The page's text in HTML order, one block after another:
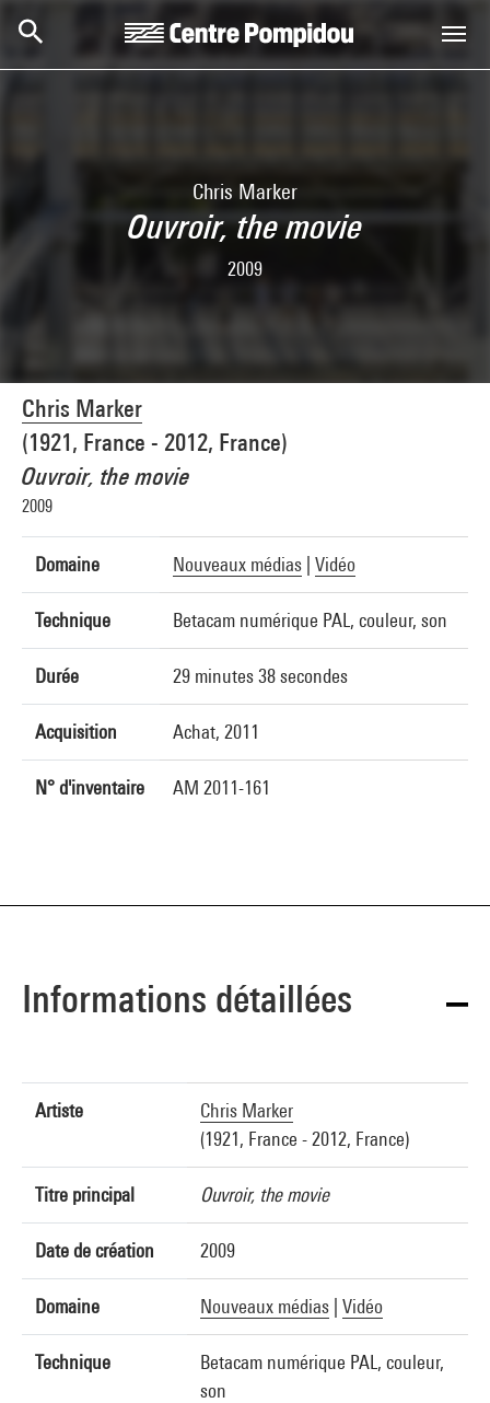
Chris Marker
Ouvroir, the movie
2009
Chris Marker
(1921, France - 2012, France)
Ouvroir, the movie
2009
Domaine Nouveaux médias Vidéo
Technique Betacam numérique PAL, couleur, son
Durée 29 minutes 38 secondes
Acquisition Achat, 2011
N° d'inventaire AM 2011-161
Informations détaillées
Artiste
Chris Marker
(1921, France - 2012, France)
Titre principal Ouvroir, the movie
Date de création 2009
Domaine Nouveaux médias Vidéo
Technique
Betacam numérique PAL, couleur,
son